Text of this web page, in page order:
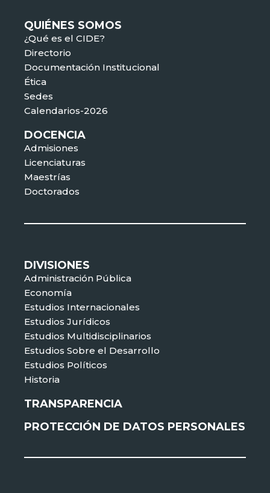
QUIÉNES SOMOS
¿Qué es el CIDE?
Directorio
Documentación Institucional
Ética
Sedes
Calendarios-2026
DOCENCIA
Admisiones
Licenciaturas
Maestrías
Doctorados
DIVISIONES
Administración Pública
Economía
Estudios Internacionales
Estudios Jurídicos
Estudios Multidisciplinarios
Estudios Sobre el Desarrollo
Estudios Políticos
Historia
TRANSPARENCIA
PROTECCIÓN DE DATOS PERSONALES